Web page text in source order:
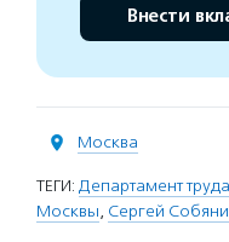
Внести
Москва
ТЕГИ: Департамент
Москвы, Сергей